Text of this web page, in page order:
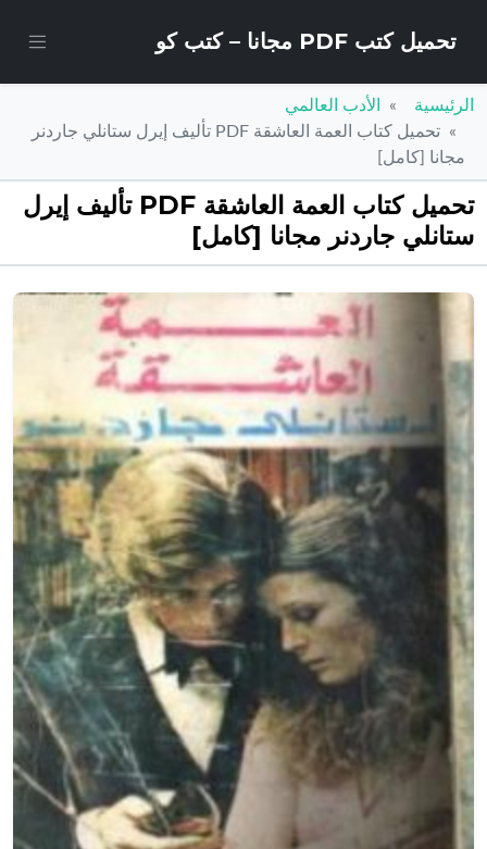
تحميل كتب PDF مجانا – كتب كو
الرئيسية
الأدب العالمي
تحميل كتاب العمة العاشقة PDF تأليف إيرل ستانلي جاردنر
مجانا [كامل]
تحميل كتاب العمة العاشقة PDF تأليف إيرل
ستانلي جاردنر مجانا [كامل]